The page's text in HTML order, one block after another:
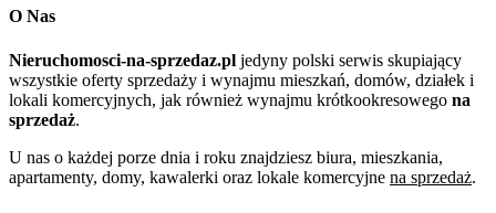
O Nas
Nieruchomosci-na-sprzedaz.pl jedyny polski serwis skupiający
wszystkie oferty sprzedaży i wynajmu mieszkań, domów, działek i
lokali komercyjnych, jak również wynajmu krótkookresowego na
sprzedaż.
U nas o każdej porze dnia i roku znajdziesz biura, mieszkania,
apartamenty, domy, kawalerki oraz lokale komercyjne na sprzedaż.